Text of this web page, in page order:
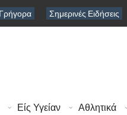
Σημερινές Ειδήσεις
Είς Υγείαν
Αθλητικά